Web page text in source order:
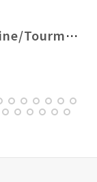
紅寶碧璽裸石(Red Tourmaline/Tourmaline)